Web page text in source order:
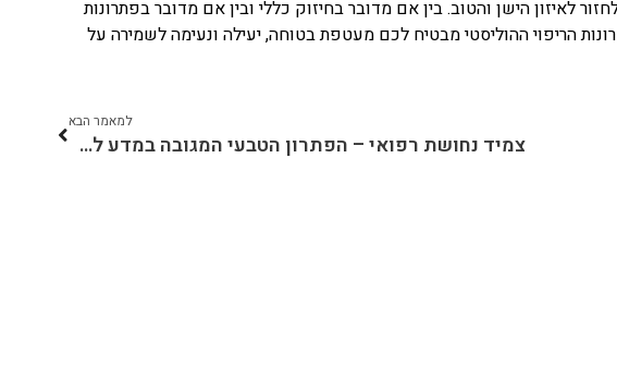
לאיזון הישן והטוב. בין אם מדובר בחיזוק כללי ובין אם מדובר בפתרונות
הריפוי ההוליסטי מבטיח לכם מעטפת בטוחה, יעילה ונעימה לשמירה על
למאמר הבא
צמיד נחושת רפואי – הפתרון הטבעי המגובה במדע למפרקים ודלקות